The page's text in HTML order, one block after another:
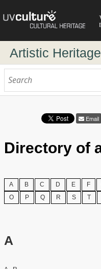
Artistic Heritage
Advanced Search Email
Directory of
A B C D E F
O
P Q R S T
A